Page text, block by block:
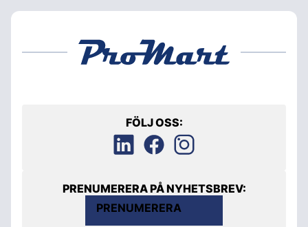
FÖLJ OSS:
PRENUMERERA PÅ NYHETSBREV:
PRENUMERERA